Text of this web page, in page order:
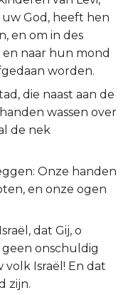
God, heeft hen
en om in des
en naar hun mond
worden.
die naast aan de
wassen over
de nek
Onze handen
en onze ogen
dat Gij, o
geen onschuldig
Israël! En dat
zijn.